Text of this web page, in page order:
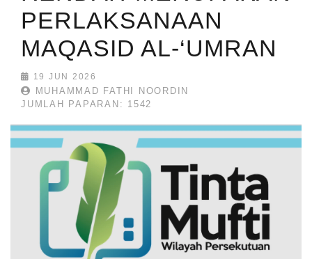
PERLAKSANAAN
MAQASID AL-‘UMRAN
19 JUN 2026
MUHAMMAD FATHI NOORDIN
JUMLAH PAPARAN: 1542